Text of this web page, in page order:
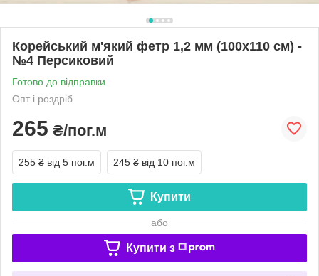
Корейський м'який фетр 1,2 мм (100х110 см) -
№4 Персиковий
Готово до відправки
Опт і роздріб
265 ₴/пог.м
255 ₴ від 5 пог.м 245 ₴ від 10 пог.м
Купити
або
Купити з